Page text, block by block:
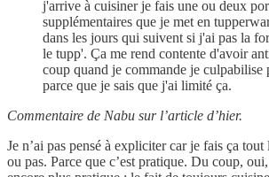
j'arrive à cuisiner je fais une ou deux
supplémentaires que je met en
dans les jours qui suivent si j'ai pas la
le tupp'. Ça me rend contente d'avoir
coup quand je commande je culpabilise
parce que je sais que j'ai limité ça.
Commentaire de Nabu sur l’article d’hier.
Je n’ai pas pensé à expliciter car je fais ça tout
ou pas. Parce que c’est pratique. Du coup,